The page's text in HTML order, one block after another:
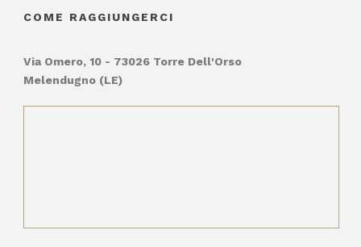
COME RAGGIUNGERCI
Via Omero, 10 - 73026 Torre Dell'Orso
Melendugno (LE)